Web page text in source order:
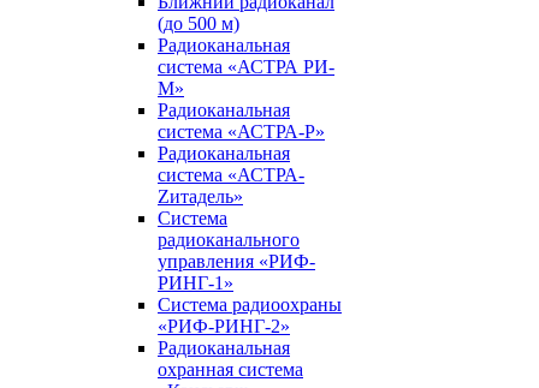
(до 500 м)
Радиоканальная
система «АСТРА РИ-
М»
Радиоканальная
система «АСТРА-Р»
Радиоканальная
система «АСТРА-
Zитадель»
Система
радиоканального
управления «РИФ-
РИНГ-1»
Система радиоохраны
«РИФ-РИНГ-2»
Радиоканальная
охранная система